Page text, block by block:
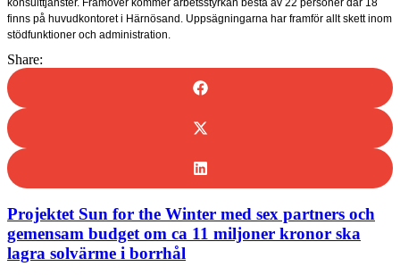
finns på huvudkontoret i Härnösand. Uppsägningarna har framför allt skett inom
stödfunktioner och administration.
Share:
Projektet Sun for the Winter med sex partners och
gemensam budget om ca 11 miljoner kronor ska
lagra solvärme i borrhål